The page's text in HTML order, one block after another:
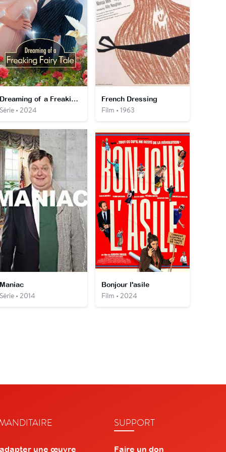
Dreaming of a Freaking Fairy Tale
• 2024
French Dressing
Film • 1963
• 2014
Bonjour l'asile
Film • 2024
une œuvre
SUPPORT
Faire un don